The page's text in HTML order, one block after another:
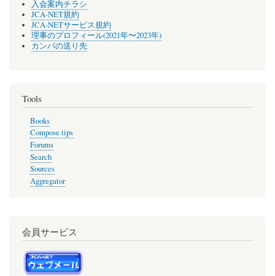
入会案内チラシ
JCA-NET規約
JCA-NETサービス規約
理事のプロフィール(2021年〜2023年)
カンパの送り先
Tools
Books
Compose tips
Forums
Search
Sources
Aggregator
会員サービス